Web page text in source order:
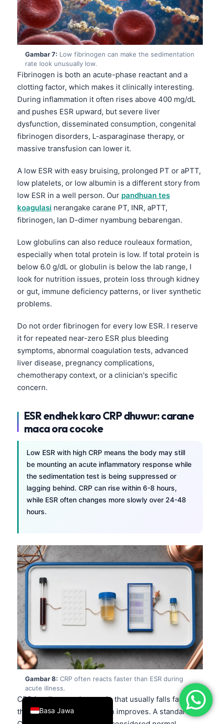
Gambar 7: Low fibrinogen can make the sedimentation
rate look unusually low.
Fibrinogen is both an acute-phase reactant and a
clotting factor, which makes it clinically interesting.
During inflammation it often rises above 400 mg/dL
and pushes ESR upward, but severe liver
dysfunction, disseminated consumption, congenital
fibrinogen disorders, L-asparaginase therapy, or
massive transfusion can lower it.
A low ESR with easy bruising, prolonged PT or aPTT,
low platelets, or low albumin is a different story from
low ESR in a well person. Our pandhuan tes
koagulasi nerangake carane PT, INR, aPTT,
fibrinogen, lan D-dimer nyambung bebarengan.
Low globulins can also reduce rouleaux formation,
especially when total protein is low. If total protein is
below 6.0 g/dL or globulin is below the lab range, I
look for nutrition issues, protein loss through kidney
or gut, immune deficiency patterns, or liver synthetic
problems.
Do not order fibrinogen for every low ESR. I reserve
it for repeated near-zero ESR plus bleeding
symptoms, abnormal coagulation tests, advanced
liver disease, pregnancy complications,
chemotherapy context, or a clinician's specific
concern.
ESR endhek karo CRP dhuwur: carane
maca ora cocoke
Low ESR with high CRP means the body may still
be mounting an acute inflammatory response while
the sedimentation test is being suppressed or
lagging behind. CRP can rise within 6-8 hours,
while ESR often changes more slowly over 24-48
hours.
Gambar 8: CRP often reacts faster than ESR during
acute illness.
CRP is a liver-made protein that usually falls faster
than ESR once inflammation improves. A standard
Basa Jawa
English
Deutsch
العربية
Français
עִבְרִית
Italiano
Español
Português
Ελληνικά
Türkçe
简体中文
فارسی
Dansk
Nederlands
हिन्दी
Bahasa Indonesia
Íslenska
Српски језик
Svenska
Bosanski
Eesti
日本語
Čeština
ქართული
Русский
Lietuvių kalba
Polski
한국어
Slovenščina
Shqip
বাংলা
اردو
मराठी
తెలుగు
தமிழ்
ગુજરાતી
ಕನ್ನಡ
മലയാളം